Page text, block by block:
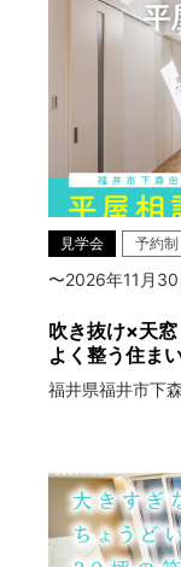
見学会 予約制
〜2026年11月
吹き抜け×天
よく整う住ま
福井県福井市下